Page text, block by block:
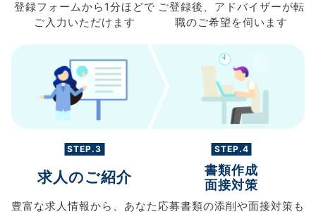
登録フォームから 1分ほどで
ご入力 いただけます
ご登録後、 アドバイザーが転
職のご希望を伺います
STEP.3
求人のご紹介
豊富な求人情報から、 あなた
STEP.4
書類作成
面接対策
応募書類の添削や面接対策も